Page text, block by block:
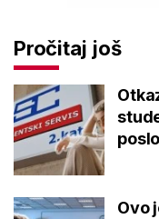
Pročitaj još
Ovo